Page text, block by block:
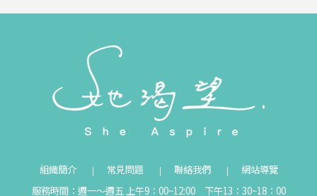
組織簡介 常見問題 聯絡我們
網站導覽
服務時間：週一～週五 上午9：00~12:00 下午13：30~18：00